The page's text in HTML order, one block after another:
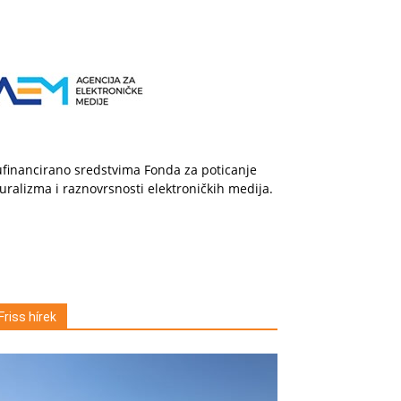
sredstvima Fonda za poticanje
i raznovrsnosti elektroničkih medija.
Friss hírek